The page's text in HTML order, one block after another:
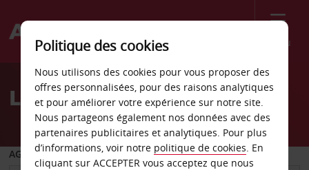
Menu
Welcome
AvisLocation de voiture Orr
AGENCE DE DÉPART
Politique des cookies
Nous utilisons des cookies pour vous proposer des
offres personnalisées, pour des raisons analytiques
et pour améliorer votre expérience sur notre site.
Nous partageons également nos données avec des
partenaires publicitaires et analytiques. Pour plus
d’informations, voir notre politique de cookies. En
cliquant sur ACCEPTER vous acceptez que nous